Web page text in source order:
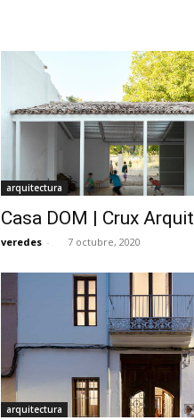
arquitectura
Casa DOM | Crux
veredes - 7 octubre, 2020
arquitectura